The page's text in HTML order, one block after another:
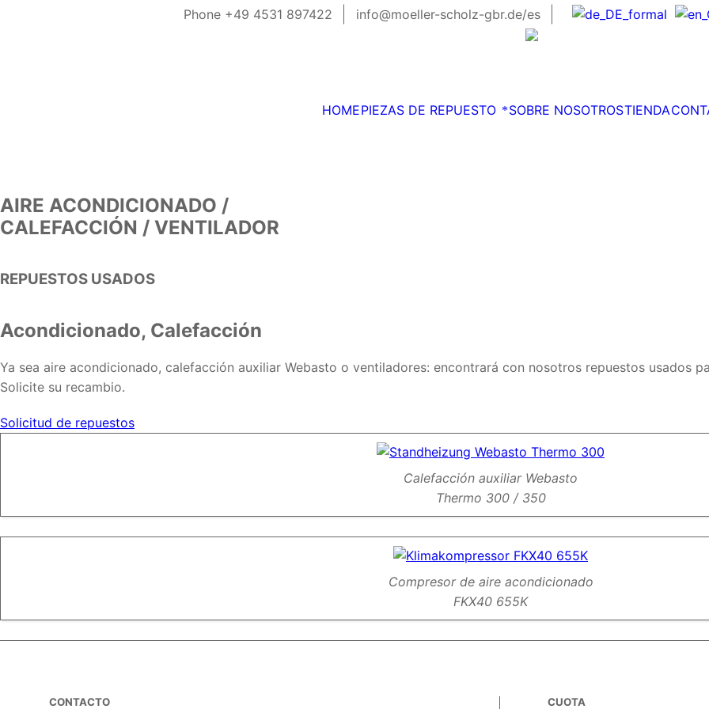
Phone +49 4531 897422 info@moeller-scholz-gbr.de/es
HOMEPIEZAS DE REPUESTO SOBRE NOSOTROSTIENDA
AIRE ACONDICIONADO /
CALEFACCIÓN / VENTILADOR
REPUESTOS USADOS
Acondicionado, Calefacción
Ya sea aire acondicionado, calefacción auxiliar Webasto o ventiladores: encontrará con nosotros repuestos usados
Solicite su recambio.
Solicitud de repuestos
Calefacción auxiliar Webasto
Thermo 300 / 350
Compresor de aire acondicionado
FKX40 655K
CONTACTO CUOTA